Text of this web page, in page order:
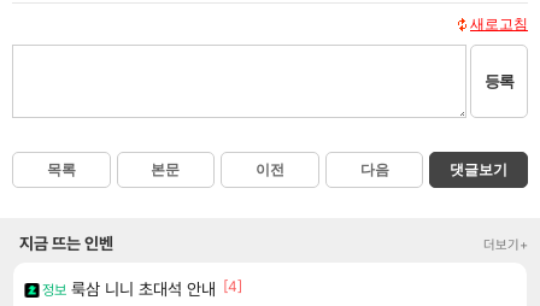
새로고침
등록
목록 본문 이전 다음 댓글보기
지금 뜨는 인벤 더보기+
정보 룩삼 니니 초대석 안내 [4]